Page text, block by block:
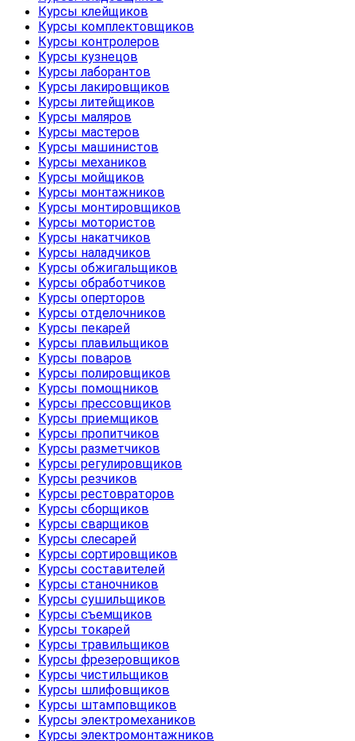
Курсы клейщиков
Курсы комплектовщиков
Курсы контролеров
Курсы кузнецов
Курсы лаборантов
Курсы лакировщиков
Курсы литейщиков
Курсы маляров
Курсы мастеров
Курсы машинистов
Курсы механиков
Курсы мойщиков
Курсы монтажников
Курсы монтировщиков
Курсы мотористов
Курсы накатчиков
Курсы наладчиков
Курсы обжигальщиков
Курсы обработчиков
Курсы оперторов
Курсы отделочников
Курсы пекарей
Курсы плавильщиков
Курсы поваров
Курсы полировщиков
Курсы помощников
Курсы прессовщиков
Курсы приемщиков
Курсы пропитчиков
Курсы разметчиков
Курсы регулировщиков
Курсы резчиков
Курсы рестовраторов
Курсы сборщиков
Курсы сварщиков
Курсы слесарей
Курсы сортировщиков
Курсы составителей
Курсы станочников
Курсы сушильщиков
Курсы съемщиков
Курсы токарей
Курсы травильщиков
Курсы фрезеровщиков
Курсы чистильщиков
Курсы шлифовщиков
Курсы штамповщиков
Курсы электромехаников
Курсы электромонтажников